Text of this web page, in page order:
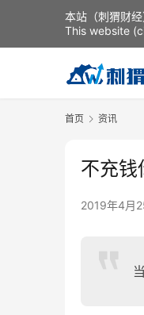
首页 资讯
不充钱
2019年4月
本站（刺猬财
This website